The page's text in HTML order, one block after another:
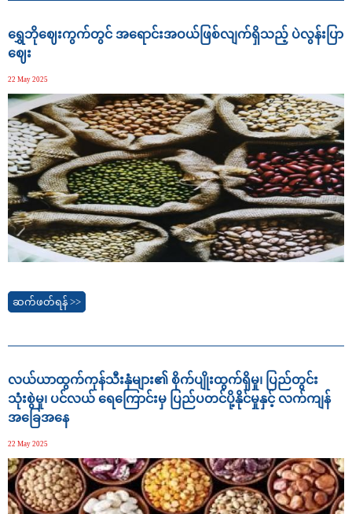
ရွှေဘိုဈေးကွက်တွင် အရောင်းအဝယ်ဖြစ်လျက်ရှိသည့် ပဲလွန်းပြာ
ဈေး
22 May 2025
ဆက်ဖတ်ရန် >>
လယ်ယာထွက်ကုန်သီးနှံများ၏ စိုက်ပျိုးထွက်ရှိမှု၊ ပြည်တွင်း
သုံးစွဲမှု၊ ပင်လယ် ရေကြောင်းမှ ပြည်ပတင်ပို့နိုင်မှုနှင့် လက်ကျန်
အခြေအနေ
22 May 2025